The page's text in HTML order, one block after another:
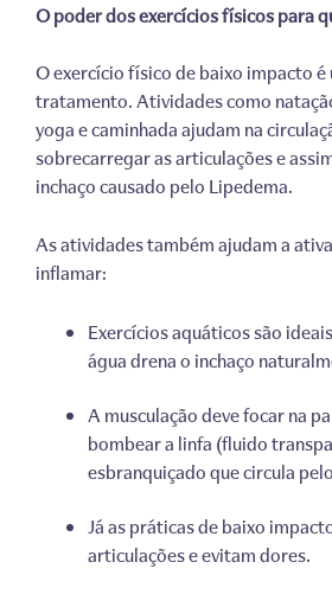
O poder dos exercícios físicos para
O exercício físico de baixo impacto
tratamento. Atividades como
yoga e caminhada ajudam na
sobrecarregar as articulações e
inchaço causado pelo Lipedema.
As atividades também ajudam a
inflamar:
Exercícios aquáticos são
água drena o inchaço
A musculação deve focar na
bombear a linfa (fluido
esbranquiçado que circula
Já as práticas de baixo
articulações e evitam dores.